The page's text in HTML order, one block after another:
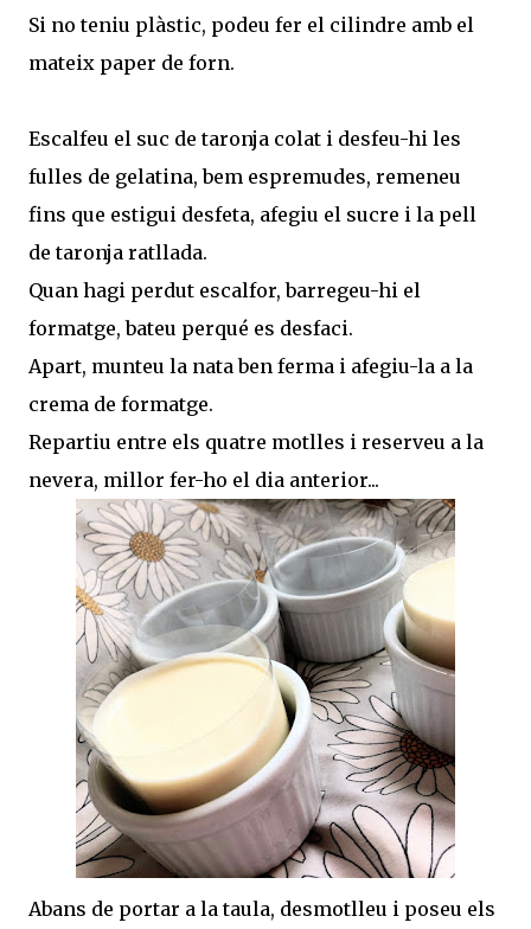
Si no teniu plàstic, podeu fer el cilindre amb el
mateix paper de forn.
Escalfeu el suc de taronja colat i desfeu-hi les
fulles de gelatina, bem espremudes, remeneu
fins que estigui desfeta, afegiu el sucre i la pell
de taronja ratllada.
Quan hagi perdut escalfor, barregeu-hi el
formatge, bateu perqué es desfaci.
Apart, munteu la nata ben ferma i afegiu-la a la
crema de formatge.
Repartiu entre els quatre motlles i reserveu a la
nevera, millor fer-ho el dia anterior...
Abans de portar a la taula, desmotlleu i poseu els